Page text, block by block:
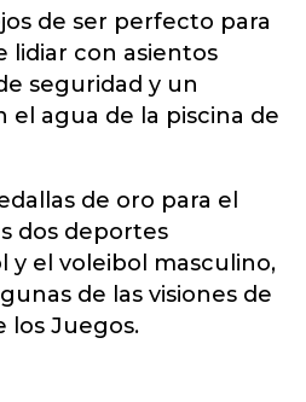
de ser perfecto para
lidiar con asientos
seguridad y un
el agua de la piscina de
de oro para el
dos deportes
y el voleibol masculino,
de las visiones de
los Juegos.